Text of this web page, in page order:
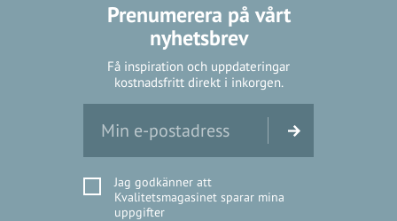
Prenumerera på vårt
nyhetsbrev
Få inspiration och uppdateringar
kostnadsfritt direkt i inkorgen.
Jag godkänner att
Kvalitetsmagasinet sparar mina
uppgifter